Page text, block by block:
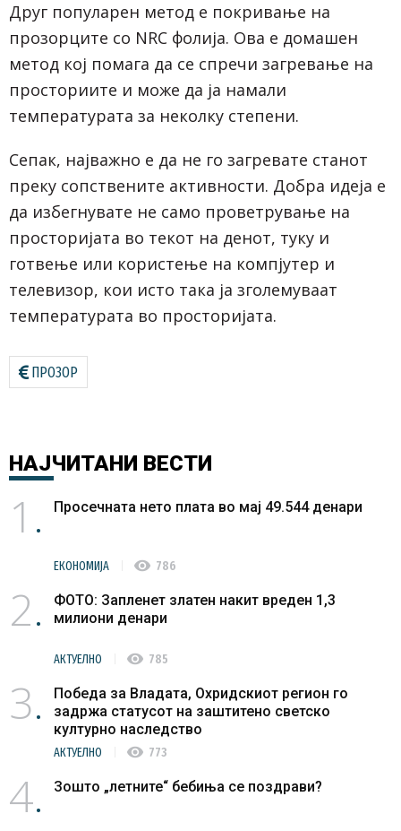
Друг популарен метод е покривање на
прозорците со NRC фолија. Ова е домашен
метод кој помага да се спречи загревање на
просториите и може да ја намали
температурата за неколку степени.
Сепак, најважно е да не го загревате станот
преку сопствените активности. Добра идеја е
да избегнувате не само проветрување на
просторијата во текот на денот, туку и
готвење или користење на компјутер и
телевизор, кои исто така ја зголемуваат
температурата во просторијата.
ПРОЗОР
НАЈЧИТАНИ ВЕСТИ
1 Просечната нето плата во мај 49.544 денари
ЕКОНОМИЈА visibility 786
2
ФОТО: Запленет златен накит вреден 1,3
милиони денари
АКТУЕЛНО visibility 785
3
Победа за Владата, Охридскиот регион го
задржа статусот на заштитено светско
културно наследство
АКТУЕЛНО visibility 773
4 Зошто „летните“ бебиња се поздрави?